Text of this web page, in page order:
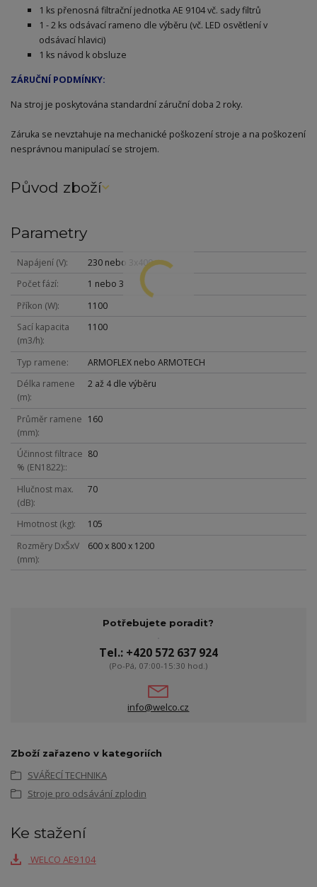
1 ks přenosná filtrační jednotka AE 9104 vč. sady filtrů
1 - 2 ks odsávací rameno dle výběru (vč. LED osvětlení v
odsávací hlavici)
1 ks návod k obsluze
ZÁRUČNÍ PODMÍNKY:
Na stroj je poskytována standardní záruční doba 2 roky.
Záruka se nevztahuje na mechanické poškození stroje a na poškození
nesprávnou manipulací se strojem.
Původ zboží
Parametry
Napájení (V)
230 nebo 3x400
Počet fází
1 nebo 3
Příkon (W)
1100
Sací kapacita
(m3/h)
1100
Typ ramene
ARMOFLEX nebo ARMOTECH
Délka ramene
(m)
2 až 4 dle výběru
Průměr ramene
(mm)
160
Účinnost filtrace
% (EN1822):
80
Hlučnost max.
(dB)
70
Hmotnost (kg)
105
Rozměry DxŠxV
(mm)
600 x 800 x 1200
Potřebujete poradit?
Tel.: +420 572 637 924
(Po-Pá, 07:00-15:30 hod.)
info@welco.cz
Zboží zařazeno v kategoriích
SVÁŘECÍ TECHNIKA
Stroje pro odsávání zplodin
Ke stažení
WELCO AE9104